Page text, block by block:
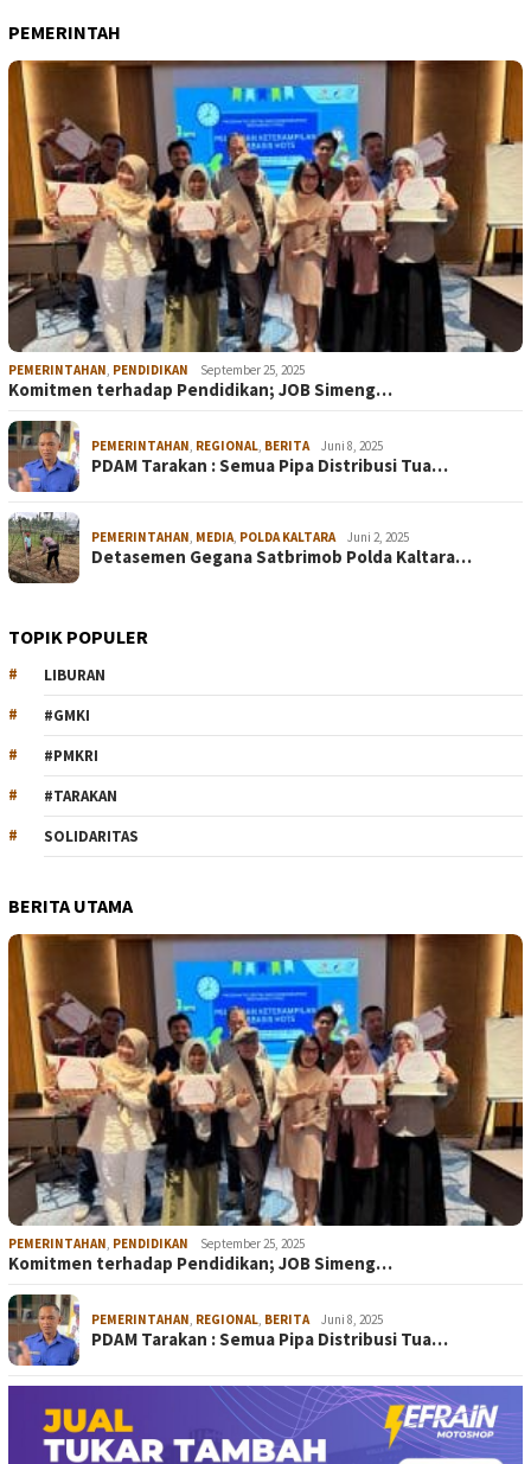
PEMERINTAH
PEMERINTAHAN PENDIDIKAN September 25, 2025
Komitmen terhadap Pendidikan; JOB Simeng…
PEMERINTAHAN REGIONAL BERITA Juni 8, 2025
PDAM Tarakan : Semua Pipa Distribusi Tua…
PEMERINTAHAN MEDIA POLDA KALTARA Juni 2, 2025
Detasemen Gegana Satbrimob Polda Kaltara…
TOPIK POPULER
LIBURAN
#GMKI
#PMKRI
#TARAKAN
SOLIDARITAS
BERITA UTAMA
PEMERINTAHAN PENDIDIKAN September 25, 2025
Komitmen terhadap Pendidikan; JOB Simeng…
PEMERINTAHAN REGIONAL BERITA Juni 8, 2025
PDAM Tarakan : Semua Pipa Distribusi Tua…